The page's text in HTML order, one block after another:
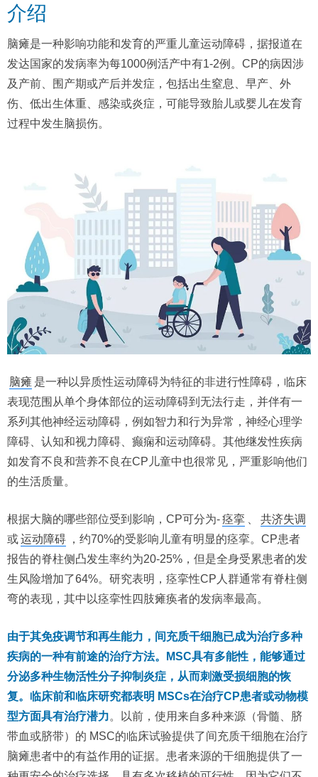
介绍
脑瘫是一种影响功能和发育的严重儿童运动障碍，据报道在
发达国家的发病率为每1000例活产中有1-2例。CP的病因涉
及产前、围产期或产后并发症，包括出生窒息、早产、外
伤、低出生体重、感染或炎症，可能导致胎儿或婴儿在发育
过程中发生脑损伤。
脑瘫 是一种以异质性运动障碍为特征的非进行性障碍，临床
表现范围从单个身体部位的运动障碍到无法行走，并伴有一
系列其他神经运动障碍，例如智力和行为异常，神经心理学
障碍、认知和视力障碍、癫痫和运动障碍。其他继发性疾病
如发育不良和营养不良在CP儿童中也很常见，严重影响他们
的生活质量。
根据大脑的哪些部位受到影响，CP可分为-痉挛
共济失调
或运动障碍 ，约70%的受影响儿童有明显的痉挛。CP患者
报告的脊柱侧凸发生率约为20-25%，但是全身受累患者的发
生风险增加了64%。研究表明，痉挛性CP人群通常有脊柱侧
弯的表现，其中以痉挛性四肢瘫痪者的发病率最高。
由于其免疫调节和再生能力，间充质干细胞已成为治疗多种
疾病的一种有前途的治疗方法。MSC具有多能性，能够通过
分泌多种生物活性分子抑制炎症，从而刺激受损细胞的恢
复。临床前和临床研究都表明 MSCs在治疗CP患者或动物模
型方面具有治疗潜力。以前，使用来自多种来源（骨髓、脐
带血或脐带）的 MSC的临床试验提供了间充质干细胞在治疗
脑瘫患者中的有益作用的证据。患者来源的干细胞提供了一